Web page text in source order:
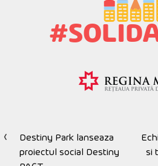
Navigare
si
Destiny Park lanseaza
proiectul social Destiny